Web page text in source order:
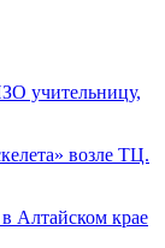
учительницу,
возле ТЦ.
Алтайском крае